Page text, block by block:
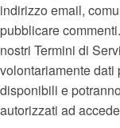
indirizzo email,
pubblicare
nostri Termini di
volontariamente dati
disponibili e
autorizzati ad